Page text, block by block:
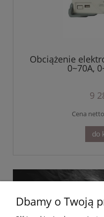
Obciążenie
0~70A,
9
Cena
do
Dbamy o Twoją